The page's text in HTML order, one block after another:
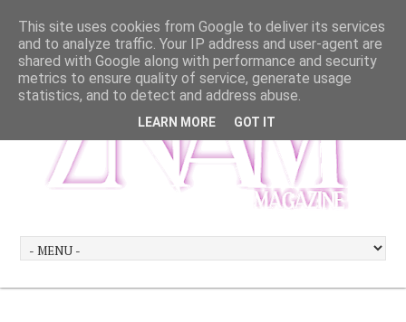
This site uses cookies from Google to deliver its services
and to analyze traffic. Your IP address and user-agent are
shared with Google along with performance and security
metrics to ensure quality of service, generate usage
statistics, and to detect and address abuse.
LEARN MORE GOT IT